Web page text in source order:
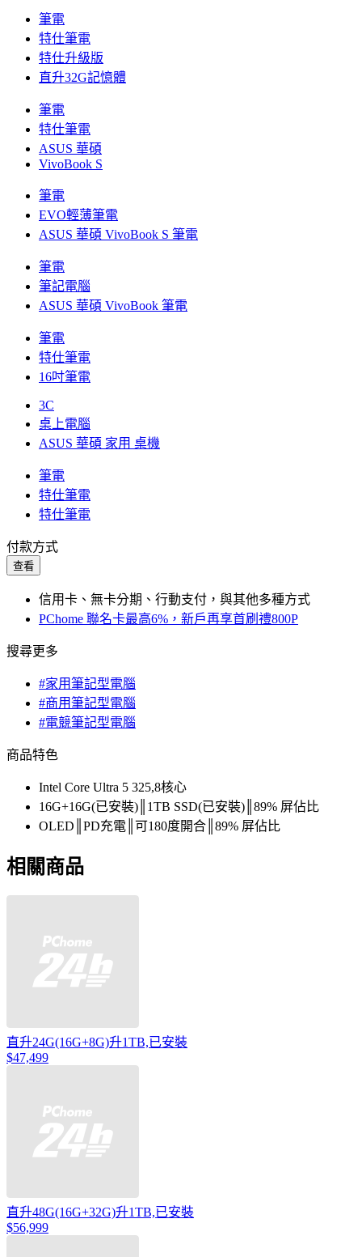
筆電
特仕筆電
特仕升級版
直升32G記憶體
筆電
特仕筆電
ASUS 華碩
VivoBook S
筆電
EVO輕薄筆電
ASUS 華碩 VivoBook S 筆電
筆電
筆記電腦
ASUS 華碩 VivoBook 筆電
筆電
特仕筆電
16吋筆電
3C
桌上電腦
ASUS 華碩 家用 桌機
筆電
特仕筆電
特仕筆電
付款方式
查看
信用卡、無卡分期、行動支付，與其他多種方式
PChome 聯名卡最高6%，新戶再享首刷禮800P
搜尋更多
#家用筆記型電腦
#商用筆記型電腦
#電競筆記型電腦
商品特色
Intel Core Ultra 5 325,8核心
16G+16G(已安裝)║1TB SSD(已安裝)║89% 屏佔比
OLED║PD充電║可180度開合║89% 屏佔比
相關商品
直升24G(16G+8G)升1TB,已安裝
$47,499
直升48G(16G+32G)升1TB,已安裝
$56,999